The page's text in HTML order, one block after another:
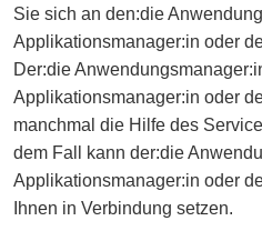
Sie sich an den:die
Applikationsmanager:in oder
Der:die
Applikationsmanager:in oder
manchmal die Hilfe des
dem Fall kann der:die
Applikationsmanager:in oder
Ihnen in Verbindung setzen.